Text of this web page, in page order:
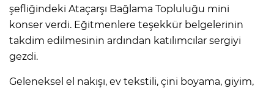
şefliğindeki Ataçarşı Bağlama Topluluğu mini
konser verdi. Eğitmenlere teşekkür belgelerinin
takdim edilmesinin ardından katılımcılar sergiyi
gezdi.
Geleneksel el nakışı, ev tekstili, çini boyama, giyim,